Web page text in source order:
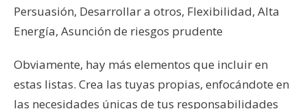
Persuasión, Desarrollar a otros, Flexibilidad, Alta
Energía, Asunción de riesgos prudente
Obviamente, hay más elementos que incluir en
estas listas. Crea las tuyas propias, enfocándote en
las necesidades únicas de tus responsabilidades